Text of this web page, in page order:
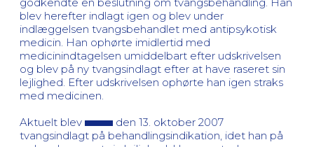
blev herefter indlagt igen og blev under
indlæggelsen tvangsbehandlet med antipsykotisk
medicin. Han ophørte imidlertid med
medicinindtagelsen umiddelbart efter udskrivelsen
og blev på ny tvangsindlagt efter at have raseret sin
lejlighed. Efter udskrivelsen ophørte han igen straks
med medicinen.
Aktuelt blev
den 13. oktober 2007
tvangsindlagt på behandlingsindikation, idet han på